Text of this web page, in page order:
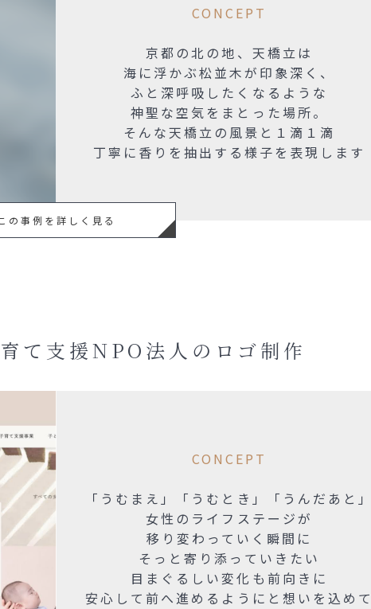
CONCEPT
京都の北の地、天橋立は
海に浮かぶ松並木が印象深く、
ふと深呼吸したくなるような
神聖な空気をまとった場所。
そんな天橋立の風景と１滴１滴
丁寧に香りを抽出する様子を表現します
の事例を詳しく見る
て支援NPO法人のロゴ制作
CONCEPT
「うむまえ」「うむとき」「うんだあと」
女性のライフステージが
移り変わっていく瞬間に
そっと寄り添っていきたい
目まぐるしい変化も前向きに
安心して前へ進めるようにと想いを込めて